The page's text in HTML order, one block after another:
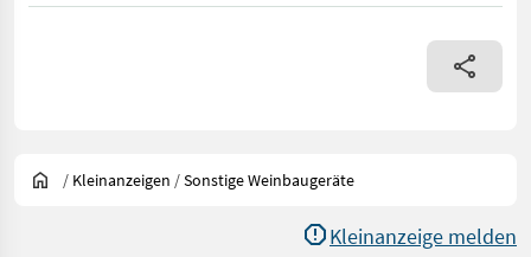
/ Kleinanzeigen /Sonstige Weinbaugeräte
Kleinanzeige melden